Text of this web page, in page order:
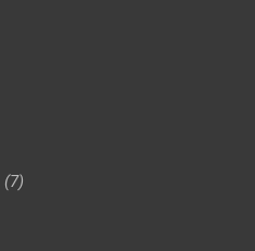
(7)